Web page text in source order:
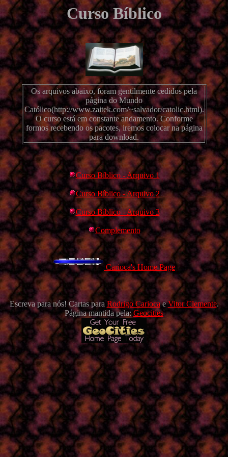
Curso Bíblico
Os arquivos abaixo, foram gentilmente cedidos pela
página do Mundo
Católico(http://www.zaitek.com/~salvador/catolic.html).
O curso está em constante andamento. Conforme
formos recebendo os pacotes, iremos colocar na página
para download.
Curso Bíblico - Arquivo 1
Curso Bíblico - Arquivo 2
Curso Bíblico - Arquivo 3
Complemento
Carioca's Home Page
Escreva para nós! Cartas para Rodrigo CariocaeVitor Clemente.
Página mantida pela:Geocities